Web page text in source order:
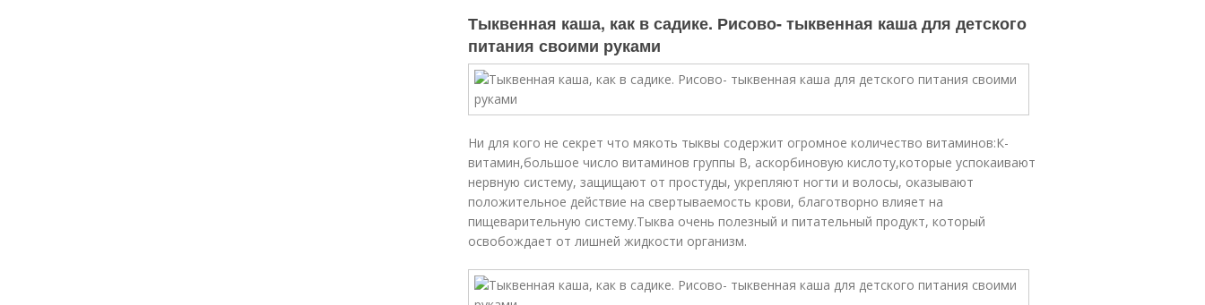
Тыквенная каша, как в садике. Рисово- тыквенная каша для детского
питания своими руками
Ни для кого не секрет что мякоть тыквы содержит огромное количество витаминов:К-
витамин,большое число витаминов группы В, аскорбиновую кислоту,которые успокаивают
нервную систему, защищают от простуды, укрепляют ногти и волосы, оказывают
положительное действие на свертываемость крови, благотворно влияет на
пищеварительную систему.Тыква очень полезный и питательный продукт, который
освобождает от лишней жидкости организм.